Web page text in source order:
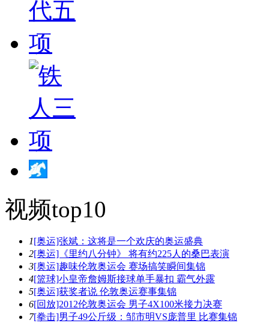
视频top10
1[奥运]张斌：这将是一个欢庆的奥运盛典
2[奥运]《里约八分钟》 将有约225人的桑巴表演
3[奥运]趣味伦敦奥运会 赛场搞笑瞬间集锦
4[篮球]小皇帝詹姆斯接球单手暴扣 霸气外露
5[奥运]获奖者说 伦敦奥运赛事集锦
6[回放]2012伦敦奥运会 男子4X100米接力决赛
7[拳击]男子49公斤级：邹市明VS庞普里 比赛集锦